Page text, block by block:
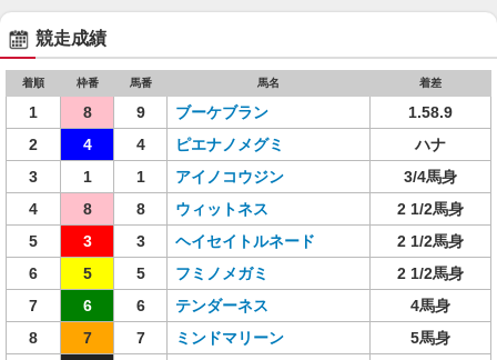
競走成績
着順 枠番 馬番 馬名 着差
1 8 9 ブーケブラン
1.58.9
2
4 4 ピエナノメグミ
ハナ
3
1 1 アイノコウジン
3/4馬身
4
8 8 ウィットネス
2 1/2馬身
5
3 3 ヘイセイトルネード
2 1/2馬身
6
5 5 フミノメガミ
2 1/2馬身
7
6 6 テンダーネス
4馬身
8
7 7 ミンドマリーン
5馬身